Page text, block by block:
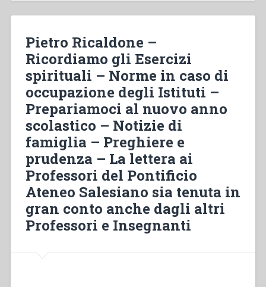
Ausiliatrice
–
Notizie
consolanti
–
Notizie
dolorose
Prossimi
Esercizi
Spirituali
e
pei
medesimi”
Pietro Ricaldone –
Ricordiamo gli Esercizi
spirituali – Norme in caso di
occupazione degli Istituti –
Prepariamoci al nuovo anno
scolastico – Notizie di
famiglia – Preghiere e
prudenza – La lettera ai
Professori del Pontificio
Ateneo Salesiano sia tenuta in
gran conto anche dagli altri
Professori e Insegnanti